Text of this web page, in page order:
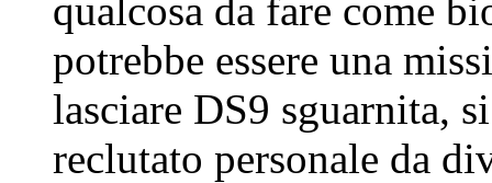
qualcosa da fare come
potrebbe essere una
lasciare DS9 sguarnita,
reclutato personale da